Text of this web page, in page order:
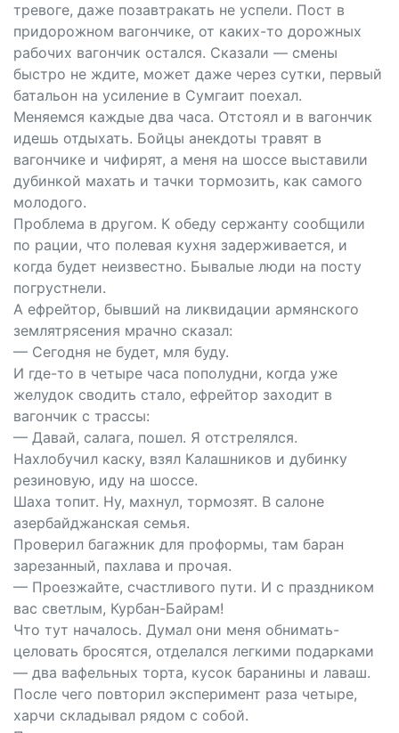
тревоге, даже позавтракать не успели. Пост в
придорожном вагончике, от каких-то дорожных
рабочих вагончик остался. Сказали — смены
быстро не ждите, может даже через сутки, первый
батальон на усиление в Сумгаит поехал.
Меняемся каждые два часа. Отстоял и в вагончик
идешь отдыхать. Бойцы анекдоты травят в
вагончике и чифирят, а меня на шоссе выставили
дубинкой махать и тачки тормозить, как самого
молодого.
Проблема в другом. К обеду сержанту сообщили
по рации, что полевая кухня задерживается, и
когда будет неизвестно. Бывалые люди на посту
погрустнели.
А ефрейтор, бывший на ликвидации армянского
землятрясения мрачно сказал:
— Сегодня не будет, мля буду.
И где-то в четыре часа пополудни, когда уже
желудок сводить стало, ефрейтор заходит в
вагончик c трассы:
— Давай, салага, пошел. Я отстрелялся.
Нахлобучил каску, взял Калашников и дубинку
резиновую, иду на шоссе.
Шаха топит. Ну, махнул, тормозят. В салоне
азербайджанская семья.
Проверил багажник для проформы, там баран
зарезанный, пахлава и прочая.
— Проезжайте, счастливого пути. И с праздником
вас светлым, Курбан-Байрам!
Что тут началось. Думал они меня обнимать-
целовать бросятся, отделался легкими подарками
— два вафельных торта, кусок баранины и лаваш.
После чего повторил эксперимент раза четыре,
харчи складывал рядом с собой.